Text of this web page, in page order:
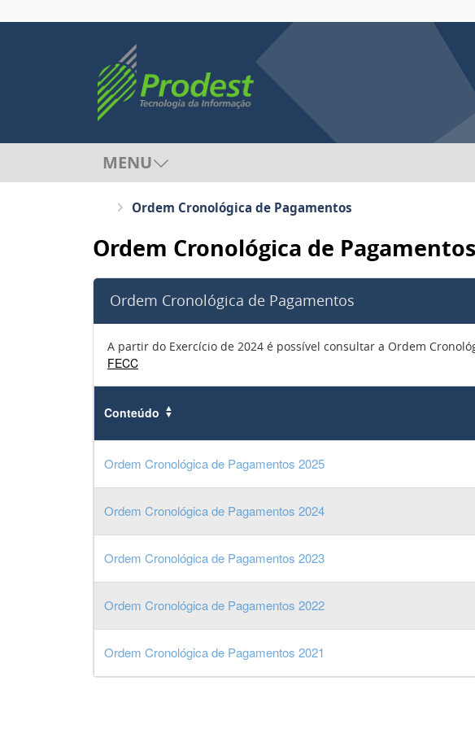
MENU
Ordem Cronológica de Pagamentos
Ordem Cronológica de Pagamentos
Ordem Cronológica de Pagamentos
A partir do Exercício de 2024 é possível consultar a Ordem
FECC
Conteúdo
Ordem Cronológica de Pagamentos 2025
Ordem Cronológica de Pagamentos 2024
Ordem Cronológica de Pagamentos 2023
Ordem Cronológica de Pagamentos 2022
Ordem Cronológica de Pagamentos 2021